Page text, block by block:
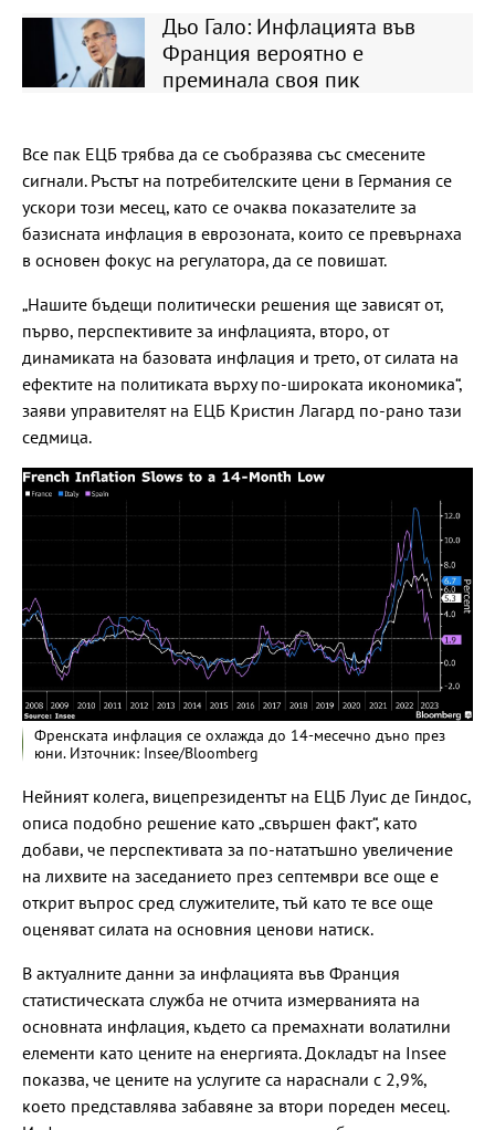
Дьо Гало: Инфлацията във
Франция вероятно е
преминала своя пик
Все пак ЕЦБ трябва да се съобразява със смесените
сигнали. Ръстът на потребителските цени в Германия се
ускори този месец, като се очаква показателите за
базисната инфлация в еврозоната, които се превърнаха
в основен фокус на регулатора, да се повишат.
„Нашите бъдещи политически решения ще зависят от,
първо, перспективите за инфлацията, второ, от
динамиката на базовата инфлация и трето, от силата на
ефектите на политиката върху по-широката икономика“,
заяви управителят на ЕЦБ Кристин Лагард по-рано тази
седмица.
Френската инфлация се охлажда до 14-месечно дъно през
юни. Източник: Insee/Bloomberg
Нейният колега, вицепрезидентът на ЕЦБ Луис де Гиндос,
описа подобно решение като „свършен факт“, като
добави, че перспективата за по-нататъшно увеличение
на лихвите на заседанието през септември все още е
открит въпрос сред служителите, тъй като те все още
оценяват силата на основния ценови натиск.
В актуалните данни за инфлацията във Франция
статистическата служба не отчита измерванията на
основната инфлация, където са премахнати волатилни
елементи като цените на енергията. Докладът на Insee
показва, че цените на услугите са нараснали с 2,9%,
което представлява забавяне за втори пореден месец.